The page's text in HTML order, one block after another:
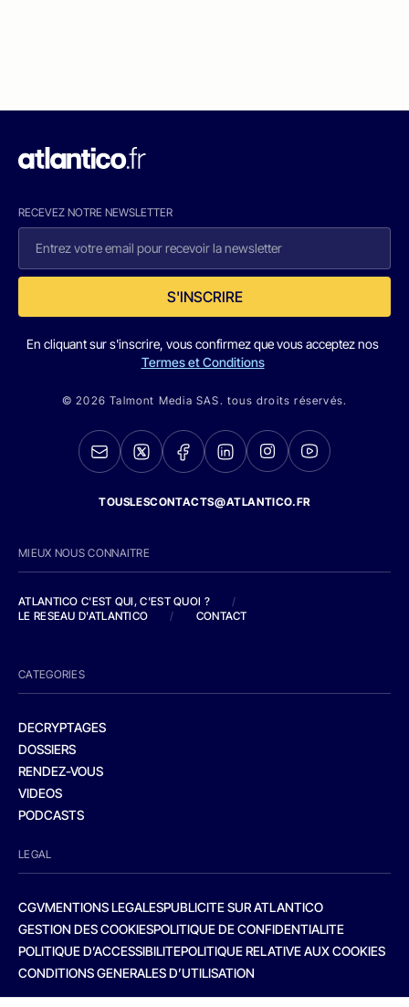
RECEVEZ NOTRE NEWSLETTER
S'INSCRIRE
En cliquant sur s'inscrire, vous confirmez que vous acceptez nos
Termes et Conditions
© 2026 Talmont Media SAS. tous droits réservés.
TOUSLESCONTACTS@ATLANTICO.FR
MIEUX NOUS CONNAITRE
ATLANTICO C'EST QUI, C'EST QUOI ?
/
LE RESEAU D'ATLANTICO
/ CONTACT
CATEGORIES
DECRYPTAGES
DOSSIERS
RENDEZ-VOUS
VIDEOS
PODCASTS
LEGAL
CGVMENTIONS LEGALESPUBLICITE SUR ATLANTICO
GESTION DES COOKIESPOLITIQUE DE CONFIDENTIALITE
POLITIQUE D’ACCESSIBILITEPOLITIQUE RELATIVE AUX COOKIES
CONDITIONS GENERALES D’UTILISATION